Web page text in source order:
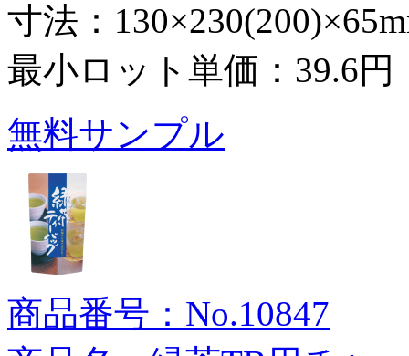
寸法：
最小ロット単価： 39.6円
無料サンプル
商品番号：No.10847